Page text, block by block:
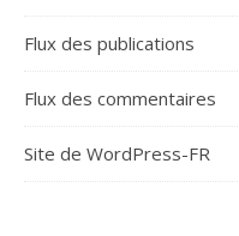
Flux des publications
Flux des commentaires
Site de WordPress-FR